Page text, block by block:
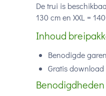
De trui is
130 cm en XXL =
Inhoud
Benodigde
Gratis